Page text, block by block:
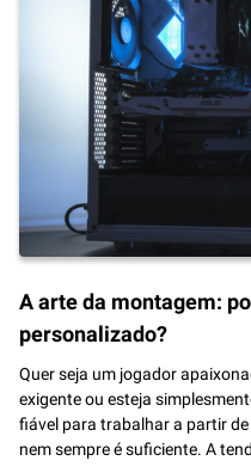
A arte da montagem:
personalizado?
Quer seja um jogador
exigente ou esteja
fiável para trabalhar a partir
nem sempre é suficiente. A